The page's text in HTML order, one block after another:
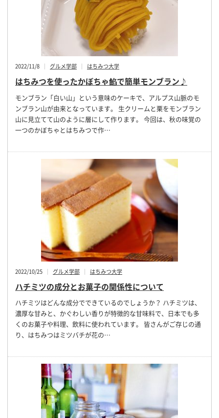
2022/11/8 グルメ学部 はちみつ大学
はちみつを使ったかぼちゃ餡で簡単モンブラン♪
モンブラン「白い山」という意味のケーキで、アルプス山脈のモ
ンブラン山が由来となっています。 生クリームと栗をモンブラン
山に見立てて山のように層にして作ります。 今回は、秋の味覚の
一つのかぼちゃとはちみつで作…
2022/10/25 グルメ学部 はちみつ大学
ハチミツの成分とお菓子の関係性について
ハチミツはどんな成分でできているのでしょうか？ ハチミツは、
濃厚な甘みと、かぐわしい香りが特徴的な甘味料で、日本でも多
くのお菓子や料理、飲料に使われています。 皆さんがご存じの通
り、はちみつはミツバチが花の…